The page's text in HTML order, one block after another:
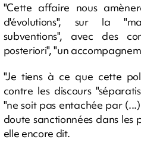
"Cette affaire nous
d'évolutions", sur la
subventions", avec des
posteriori", "un
"Je tiens à ce que cette
contre les discours
"ne soit pas entachée par
doute sanctionnées dans les
elle encore dit.